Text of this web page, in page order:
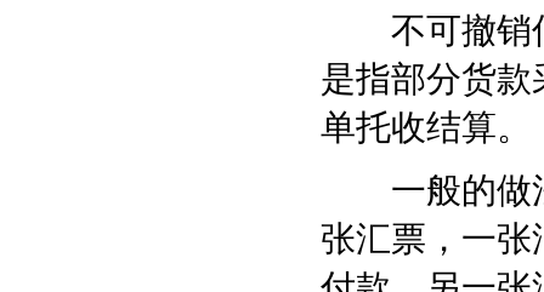
不可撤销信
是指部分货
单托收结算。
一般的做法
张汇票，一张